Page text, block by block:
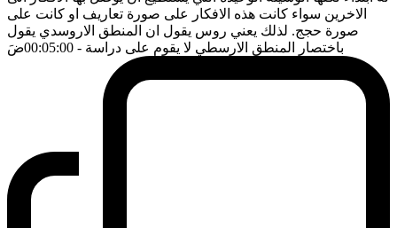
الاخرين سواء كانت هذه الافكار على صورة تعاريف او كانت على
صورة حجج. لذلك يعني روس يقول ان المنطق الاروسدي يقول
باختصار المنطق الارسطي لا يقوم على دراسة - 00:05:00 ضَ